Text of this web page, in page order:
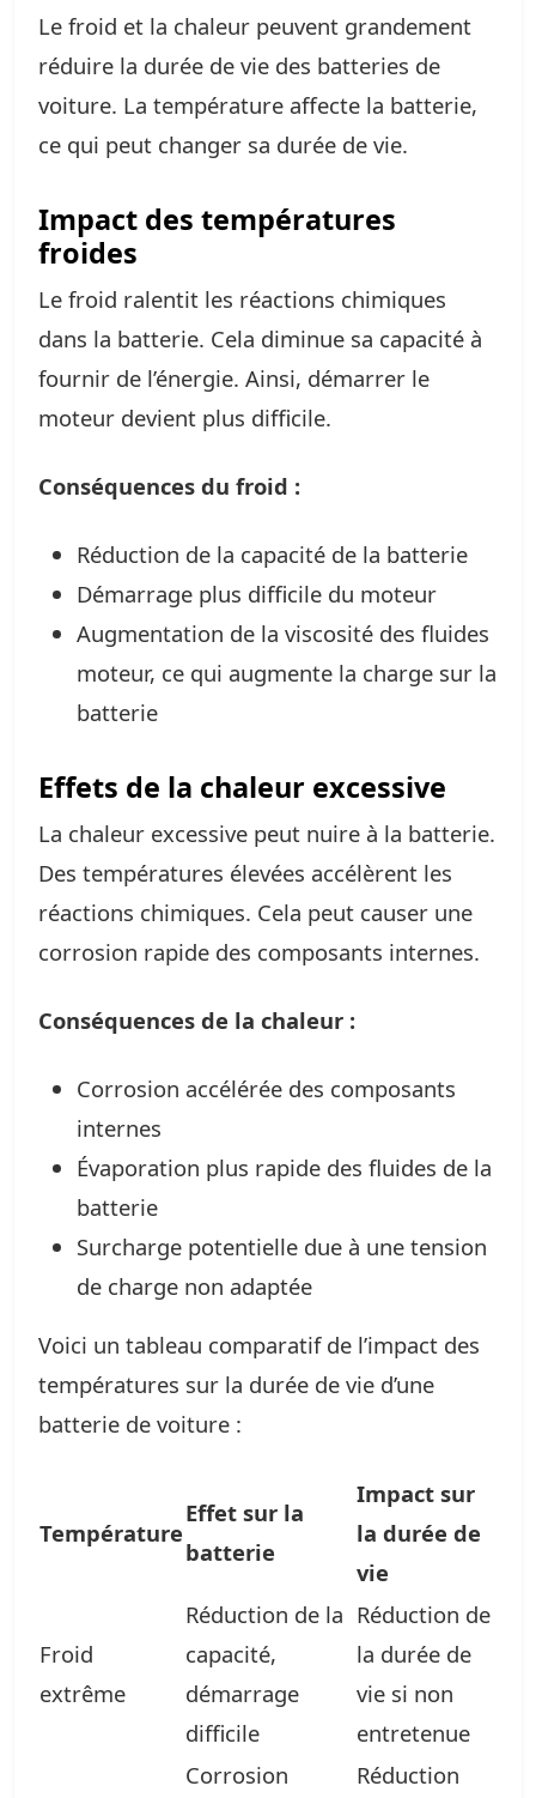
Le froid et la chaleur peuvent grandement
réduire la durée de vie des batteries de
voiture. La température affecte la batterie,
ce qui peut changer sa durée de vie.
Impact des températures
froides
Le froid ralentit les réactions chimiques
dans la batterie. Cela diminue sa capacité à
fournir de l’énergie. Ainsi, démarrer le
moteur devient plus difficile.
Conséquences du froid :
Réduction de la capacité de la batterie
Démarrage plus difficile du moteur
Augmentation de la viscosité des fluides
moteur, ce qui augmente la charge sur la
batterie
Effets de la chaleur excessive
La chaleur excessive peut nuire à la batterie.
Des températures élevées accélèrent les
réactions chimiques. Cela peut causer une
corrosion rapide des composants internes.
Conséquences de la chaleur :
Corrosion accélérée des composants
internes
Évaporation plus rapide des fluides de la
batterie
Surcharge potentielle due à une tension
de charge non adaptée
Voici un tableau comparatif de l’impact des
températures sur la durée de vie d’une
batterie de voiture :
Température
Effet sur la
batterie
Impact sur
la durée de
vie
Froid
extrême
Réduction de la
capacité,
démarrage
difficile
Réduction de
la durée de
vie si non
entretenue
Corrosion
Réduction